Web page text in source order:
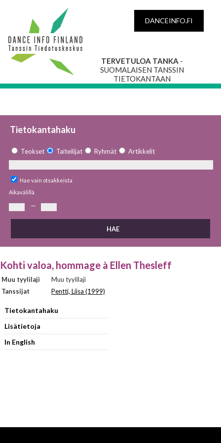
DANCEINFO.FI
TERVETULOA TANKA -
SUOMALAISEN TANSSIN
TIETOKANTAAN
Tietokantahaku
Teokset Taiteilijat Ryhmät Artikkelit
Hae vain otsakkeista
Aikavälillä
—
Kohti valoa, hommage à Ellen Thesleff
Muu tyylilaji
Muu tyylilaji
Tanssijat
Pentti, Liisa (1999)
Tietokantahaku
Lisätietoja
In English